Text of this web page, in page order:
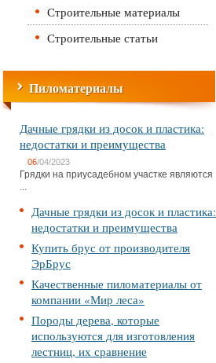
Строительные материалы
Строительные статьи
Пиломатериалы
Дачные грядки из досок и пластика:
недостатки и преимущества
06/04/2023
Грядки на приусадебном участке являются
...
Дачные грядки из досок и пластика:
недостатки и преимущества
Купить брус от производителя
ЭрБрус
Качественные пиломатериалы от
компании «Мир леса»
Породы дерева, которые
используются для изготовления
лестниц, их сравнение